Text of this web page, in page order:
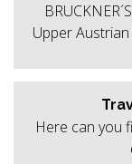
Upper
Here can you